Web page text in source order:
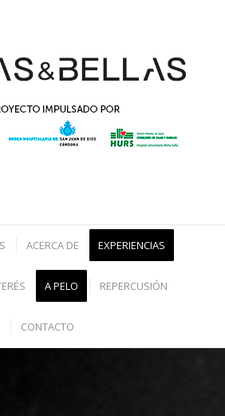
ACERCA DE EXPERIENCIAS
A PELO REPERCUSIÓN
CONTACTO